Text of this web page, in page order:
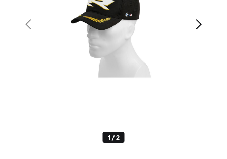
1 / 2